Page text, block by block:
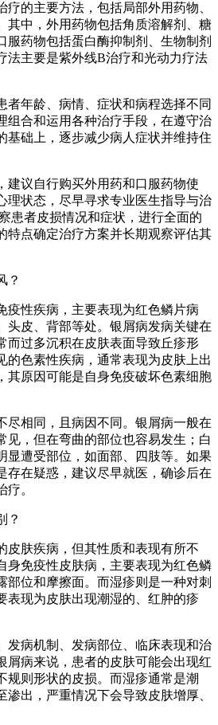
的主要方法，包括局部外用药物、
其中，外用药物包括角质溶解剂、糖
服药物包括蛋白酶抑制剂、生物制剂
法主要是紫外线B治疗和光动力疗法
者年龄、病情、症状和病程选择不同
组合和运用各种治疗手段，在遵守治
基础上，逐步减少病人症状并维持住
建议自行购买外用药和口服药物使
理状态，尽早寻求专业医生指导与治
患者皮损情况和症状，进行全面的
特点确定治疗方案并长期观察评估其
？
疫性疾病，主要表现为红色鳞片病
头皮、背部等处。银屑病发病关键在
而过多沉积在皮肤表面导致丘疹形
的色素性疾病，通常表现为皮肤上出
其原因可能是自身免疫破坏色素细胞
尽相同，且病因不同。银屑病一般在
见，但在弯曲的部位也容易发生；白
显遭受部位，如面部、四肢等。如果
存在疑惑，建议尽早就医，确诊后在
。
？
皮肤疾病，但其性质和表现有所不
身免疫性皮肤病，主要表现为红色鳞
部位和摩擦面。而湿疹则是一种对刺
表现为皮肤出现潮湿的、红肿的疹
发病机制、发病部位、临床表现和治
屑病来说，患者的皮肤可能会出现红
规则形状的皮损。而湿疹通常是潮
出，严重情况下会导致皮肤增厚、